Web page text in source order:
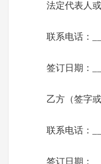
法定代表人
联系电话：
签订日期：
乙方（签字
联系电话：
签订日期：